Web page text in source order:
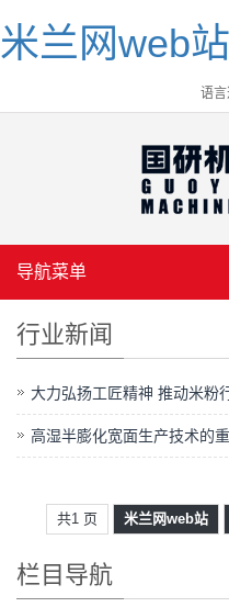
米兰网web站
语言
导航菜单
行业新闻
大力弘扬工匠精神 推动米粉
高湿半膨化宽面生产技术的
共1 页 米兰网web站
栏目导航